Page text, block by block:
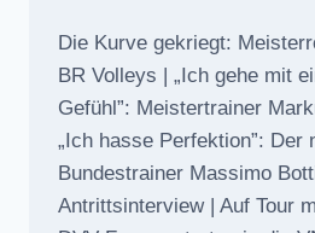
Die Kurve gekriegt:
BR Volleys | „Ich gehe mit
Gefühl”: Meistertrainer
„Ich hasse Perfektion”: Der
Bundestrainer Massimo
Antrittsinterview | Auf Tour